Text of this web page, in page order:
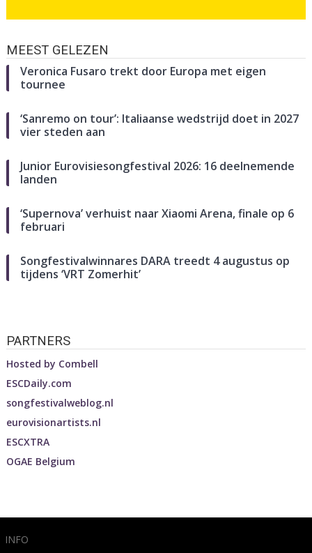
MEEST GELEZEN
Veronica Fusaro trekt door Europa met eigen
tournee
‘Sanremo on tour’: Italiaanse wedstrijd doet in 2027
vier steden aan
Junior Eurovisiesongfestival 2026: 16 deelnemende
landen
‘Supernova’ verhuist naar Xiaomi Arena, finale op 6
februari
Songfestivalwinnares DARA treedt 4 augustus op
tijdens ‘VRT Zomerhit’
PARTNERS
Hosted by Combell
ESCDaily.com
songfestivalweblog.nl
eurovisionartists.nl
ESCXTRA
OGAE Belgium
INFO